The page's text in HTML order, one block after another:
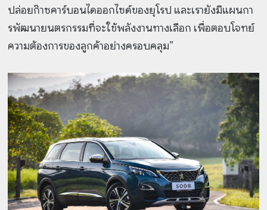
ปล่อยก๊าซคาร์บอนไดออกไซด์ของยุโรป และเรายังมีแผนกา
รพัฒนายนตรกรรมที่จะใช้พลังงานทางเลือก เพื่อตอบโจทย์
ความต้องการของลูกค้าอย่างครอบคลุม”